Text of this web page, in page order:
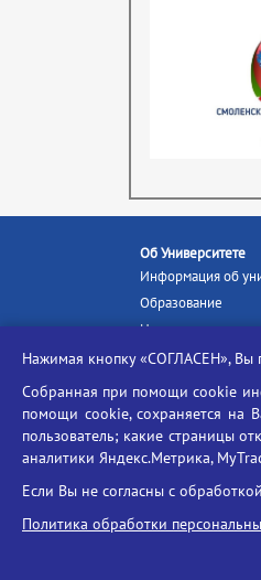
Об Университете
Информация об
Образование
Наука и инновации
Абитуриенту
Ассоциация
Центр
иностранных
Конкурс на
должностей научно-
педагогических
Нажимая кнопку «СОГЛАСЕН», Вы
Собранная при помощи cookie
помощи cookie, сохраняется на
пользователь; какие страницы
аналитики Яндекс.Метрика,
Если Вы не согласны с
Политика обработки